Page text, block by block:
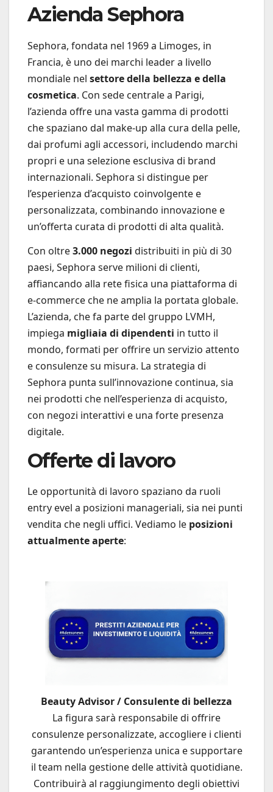
Azienda Sephora
Sephora, fondata nel 1969 a Limoges, in
Francia, è uno dei marchi leader a livello
mondiale nel settore della bellezza e della
cosmetica. Con sede centrale a Parigi,
l’azienda offre una vasta gamma di prodotti
che spaziano dal make-up alla cura della pelle,
dai profumi agli accessori, includendo marchi
propri e una selezione esclusiva di brand
internazionali. Sephora si distingue per
l’esperienza d’acquisto coinvolgente e
personalizzata, combinando innovazione e
un’offerta curata di prodotti di alta qualità.
Con oltre3.000 negozi distribuiti in più di 30
paesi, Sephora serve milioni di clienti,
affiancando alla rete fisica una piattaforma di
e-commerce che ne amplia la portata globale.
L’azienda, che fa parte del gruppo LVMH,
impiega migliaia di dipendenti in tutto il
mondo, formati per offrire un servizio attento
e consulenze su misura. La strategia di
Sephora punta sull’innovazione continua, sia
nei prodotti che nell’esperienza di acquisto,
con negozi interattivi e una forte presenza
digitale.
Offerte di lavoro
Le opportunità di lavoro spaziano da ruoli
entry evel a posizioni manageriali, sia nei punti
vendita che negli uffici. Vediamo le posizioni
attualmente aperte:
Beauty Advisor / Consulente di bellezza
La figura sarà responsabile di offrire
consulenze personalizzate, accogliere i clienti
garantendo un’esperienza unica e supportare
il team nella gestione delle attività quotidiane.
Contribuirà al raggiungimento degli obiettivi